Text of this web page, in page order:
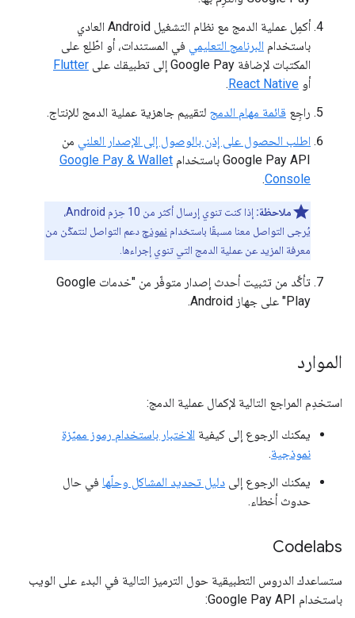
أكمِل عملية الدمج مع نظام التشغيل Android العادي
باستخدام البرنامج التعليمي في المستندات، أو اطّلِع على
المكتبات لإضافة Google Pay إلى تطبيقك على
Flutter
أو React Native
.
راجِع قائمة مهام الدمج لتقييم جاهزية عملية الدمج للإنتاج.
اطلب الحصول على إذن بالوصول إلى الإصدار العلني من
Google Pay API باستخدام
Google Pay & Wallet
Console
.
ملاحظة:
إذا كنت تنوي إرسال أكثر من 10 حِزم Android،
يُرجى التواصل معنا مسبقًا باستخدام نموذجدعم التواصل لنتمكّن من
معرفة المزيد عن عملية الدمج التي تنوي إجراءها.
تأكَّد من تثبيت أحدث إصدار متوفّر من "خدمات Google
Play" على جهاز Android.
الموارد
استخدِم المراجع التالية لإكمال عملية الدمج:
يمكنك الرجوع إلى كيفية الاختبار باستخدام رموز مميّزة
نموذجية.
يمكنك الرجوع إلى دليل تحديد المشاكل وحلّها في حال
حدوث أخطاء.
Codelabs
ستساعدك الدروس التطبيقية حول الترميز التالية في البدء على الويب
باستخدام Google Pay API: